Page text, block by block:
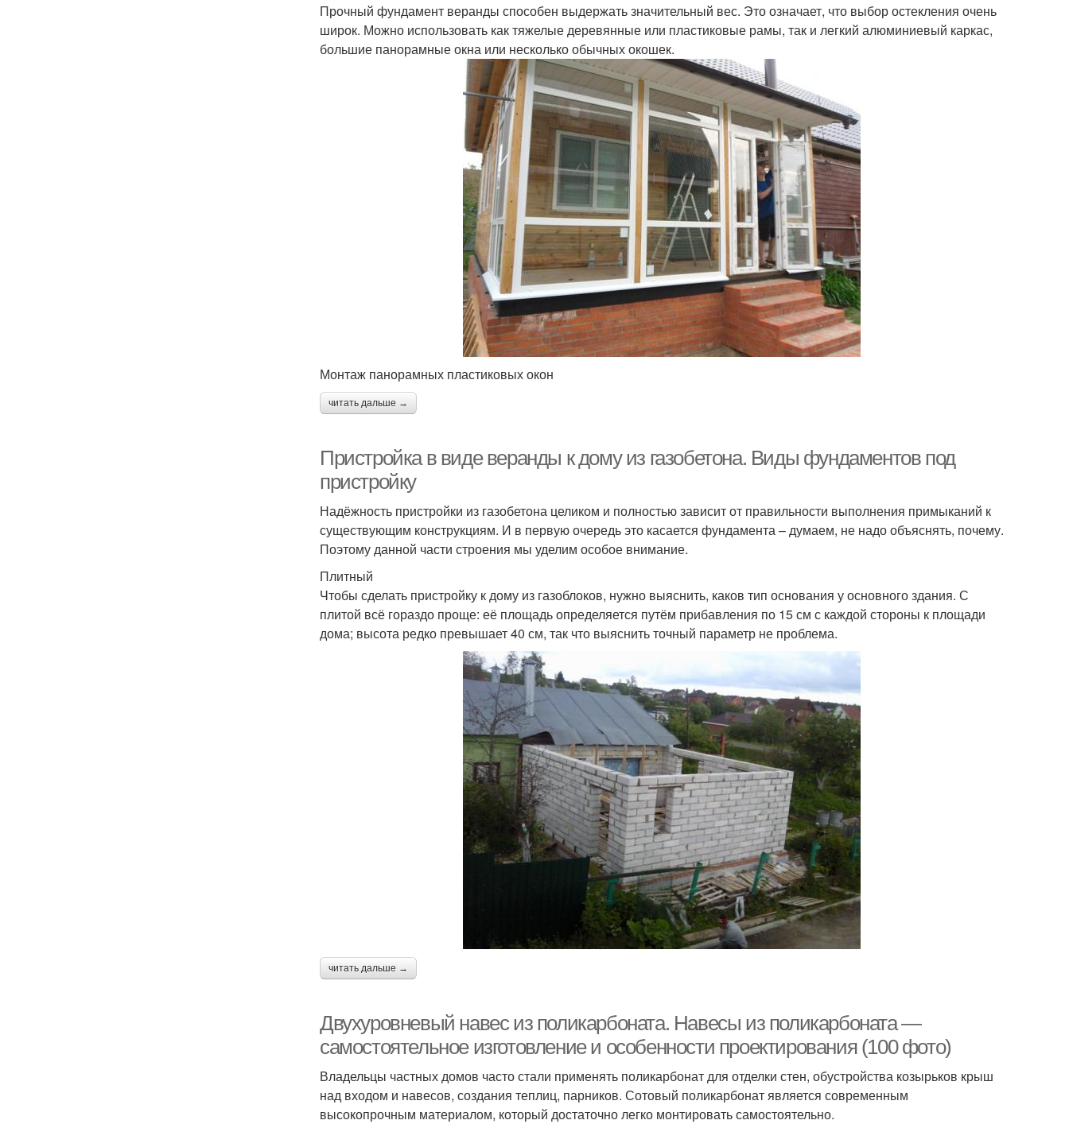
Прочный фундамент веранды способен выдержать значительный вес. Это означает, что выбор остекления очень
широк. Можно использовать как тяжелые деревянные или пластиковые рамы, так и легкий алюминиевый каркас,
большие панорамные окна или несколько обычных окошек.
Монтаж панорамных пластиковых окон
читать дальше →
Пристройка в виде веранды к дому из газобетона. Виды фундаментов под
пристройку
Надёжность пристройки из газобетона целиком и полностью зависит от правильности выполнения примыканий к
существующим конструкциям. И в первую очередь это касается фундамента – думаем, не надо объяснять, почему.
Поэтому данной части строения мы уделим особое внимание.
Плитный
Чтобы сделать пристройку к дому из газоблоков, нужно выяснить, каков тип основания у основного здания. С
плитой всё гораздо проще: её площадь определяется путём прибавления по 15 см с каждой стороны к площади
дома; высота редко превышает 40 см, так что выяснить точный параметр не проблема.
читать дальше →
Двухуровневый навес из поликарбоната. Навесы из поликарбоната —
самостоятельное изготовление и особенности проектирования (100 фото)
Владельцы частных домов часто стали применять поликарбонат для отделки стен, обустройства козырьков крыш
над входом и навесов, создания теплиц, парников. Сотовый поликарбонат является современным
высокопрочным материалом, который достаточно легко монтировать самостоятельно.